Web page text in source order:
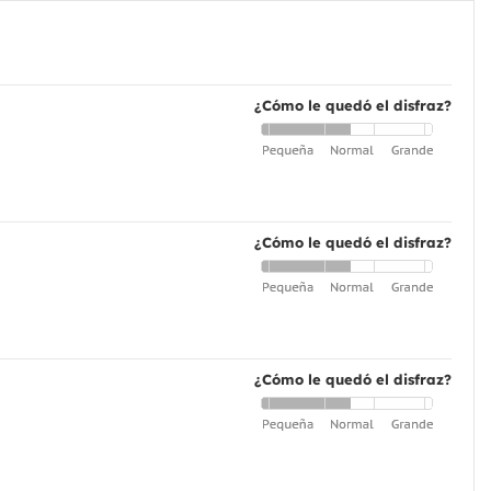
¿Cómo le quedó el disfraz?
¿Cómo le quedó el disfraz?
¿Cómo le quedó el disfraz?